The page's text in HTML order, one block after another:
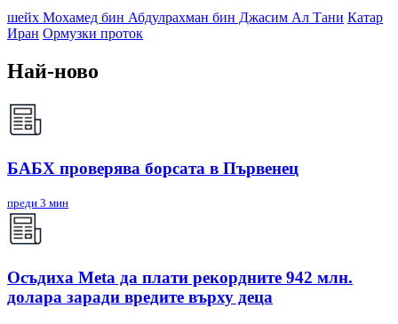
шейх Мохамед бин Абдулрахман бин Джасим Ал Тани Катар
Иран Ормузки проток
Най-ново
БАБХ проверява борсата в Първенец
преди 3 мин
Осъдиха Meta да плати рекордните 942 млн.
долара заради вредите върху деца